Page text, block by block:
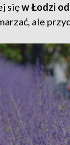
sięw Łodzi
ale